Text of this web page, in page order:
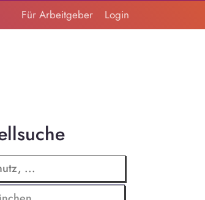
Für Arbeitgeber Login